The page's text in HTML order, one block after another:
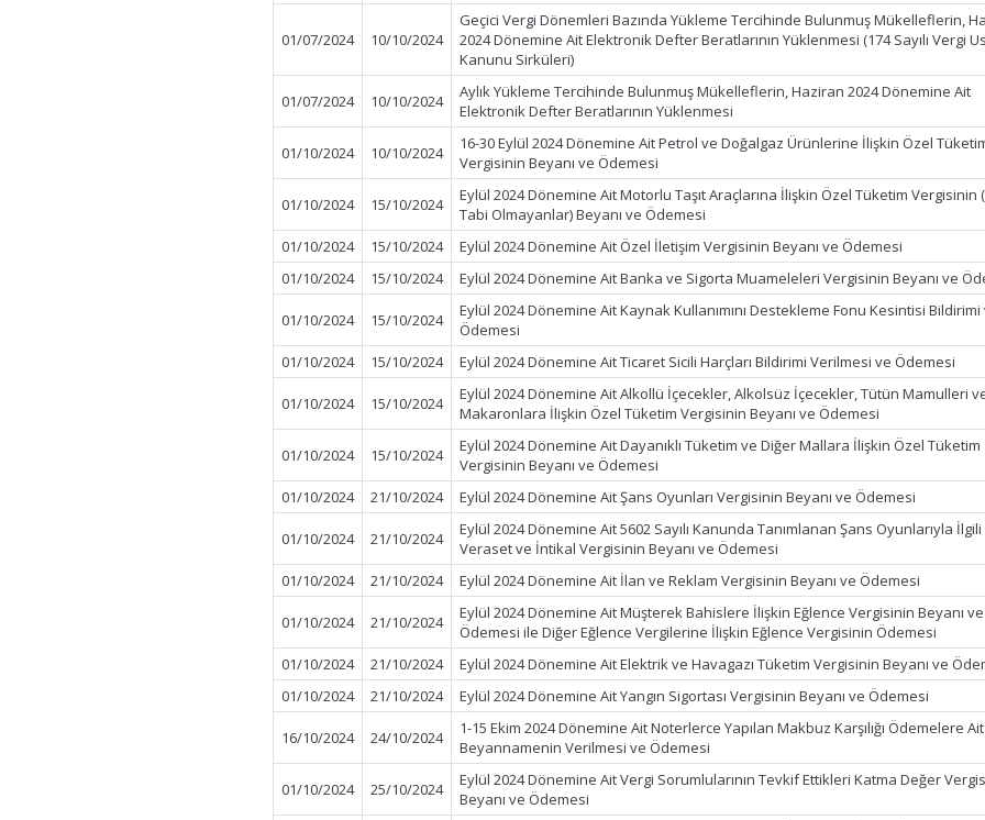
01/07/2024 10/10/2024
Geçici Vergi Dönemleri Bazında Yükleme Tercihinde Bulunmuş Mükelleflerin,
2024 Dönemine Ait Elektronik Defter Beratlarının Yüklenmesi (174 Sayılı Vergi
Kanunu Sirküleri)
01/07/2024 10/10/2024
Aylık Yükleme Tercihinde Bulunmuş Mükelleflerin, Haziran 2024 Dönemine Ait
Elektronik Defter Beratlarının Yüklenmesi
01/10/2024 10/10/2024
16-30 Eylül 2024 Dönemine Ait Petrol ve Doğalgaz Ürünlerine İlişkin Özel
Vergisinin Beyanı ve Ödemesi
01/10/2024 15/10/2024
Eylül 2024 Dönemine Ait Motorlu Taşıt Araçlarına İlişkin Özel Tüketim Vergisinin
Tabi Olmayanlar) Beyanı ve Ödemesi
01/10/2024
15/10/2024
Eylül 2024 Dönemine Ait Özel İletişim Vergisinin Beyanı ve Ödemesi
01/10/2024
15/10/2024 Eylül 2024 Dönemine Ait Banka ve Sigorta Muameleleri Vergisinin Beyanı ve
01/10/2024 15/10/2024
Eylül 2024 Dönemine Ait Kaynak Kullanımını Destekleme Fonu Kesintisi Bildirimi
Ödemesi
01/10/2024
15/10/2024 Eylül 2024 Dönemine Ait Ticaret Sicili Harçları Bildirimi Verilmesi ve Ödemesi
01/10/2024 15/10/2024
Eylül 2024 Dönemine Ait Alkollü İçecekler, Alkolsüz İçecekler, Tütün Mamulleri
Makaronlara İlişkin Özel Tüketim Vergisinin Beyanı ve Ödemesi
01/10/2024 15/10/2024
Eylül 2024 Dönemine Ait Dayanıklı Tüketim ve Diğer Mallara İlişkin Özel Tüketim
Vergisinin Beyanı ve Ödemesi
01/10/2024
21/10/2024 Eylül 2024 Dönemine Ait Şans Oyunları Vergisinin Beyanı ve Ödemesi
01/10/2024 21/10/2024
Eylül 2024 Dönemine Ait 5602 Sayılı Kanunda Tanımlanan Şans Oyunlarıyla İlgili
Veraset ve İntikal Vergisinin Beyanı ve Ödemesi
01/10/2024
21/10/2024 Eylül 2024 Dönemine Ait İlan ve Reklam Vergisinin Beyanı ve Ödemesi
01/10/2024 21/10/2024
Eylül 2024 Dönemine Ait Müşterek Bahislere İlişkin Eğlence Vergisinin Beyanı ve
Ödemesi ile Diğer Eğlence Vergilerine İlişkin Eğlence Vergisinin Ödemesi
01/10/2024
21/10/2024
Eylül 2024 Dönemine Ait Elektrik ve Havagazı Tüketim Vergisinin Beyanı ve
01/10/2024
21/10/2024 Eylül 2024 Dönemine Ait Yangın Sigortası Vergisinin Beyanı ve Ödemesi
16/10/2024 24/10/2024
1-15 Ekim 2024 Dönemine Ait Noterlerce Yapılan Makbuz Karşılığı Ödemelere Ait
Beyannamenin Verilmesi ve Ödemesi
01/10/2024 25/10/2024
Eylül 2024 Dönemine Ait Vergi Sorumlularının Tevkif Ettikleri Katma Değer
Beyanı ve Ödemesi